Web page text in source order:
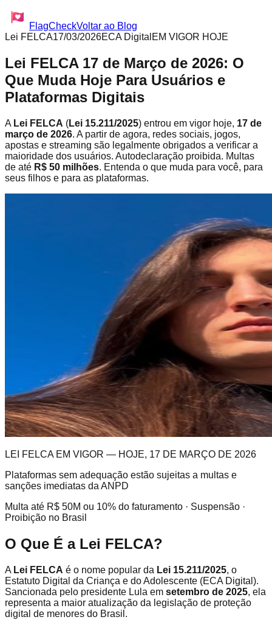
FlagCheckVoltar ao Blog
Lei FELCA17/03/2026ECA Digital EM VIGOR HOJE
Lei FELCA 17 de Março de 2026: O
Que Muda Hoje Para Usuários e
Plataformas Digitais
A Lei FELCA (Lei 15.211/2025) entrou em vigor hoje, 17 de
março de 2026. A partir de agora, redes sociais, jogos,
apostas e streaming são legalmente obrigados a verificar a
maioridade dos usuários. Autodeclaração proibida. Multas
de até R$ 50 milhões. Entenda o que muda para você, para
seus filhos e para as plataformas.
LEI FELCA EM VIGOR — HOJE, 17 DE MARÇO DE 2026
Plataformas sem adequação estão sujeitas a multas e
sanções imediatas da ANPD
Multa até R$ 50M ou 10% do faturamento · Suspensão ·
Proibição no Brasil
O Que É a Lei FELCA?
A Lei FELCA é o nome popular da Lei 15.211/2025, o
Estatuto Digital da Criança e do Adolescente (ECA Digital).
Sancionada pelo presidente Lula em setembro de 2025, ela
representa a maior atualização da legislação de proteção
digital de menores do Brasil.